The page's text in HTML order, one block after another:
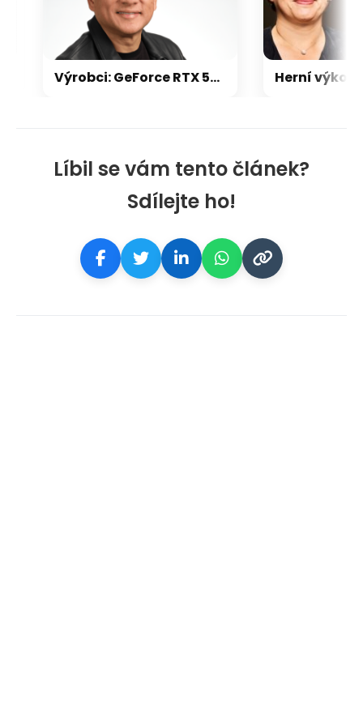
Líbil se vám tento článek?
Sdílejte ho!
Výrobci: GeForce RTX 5000 zdraží o 20-30 %, zastavili jsme dodávky levných karet